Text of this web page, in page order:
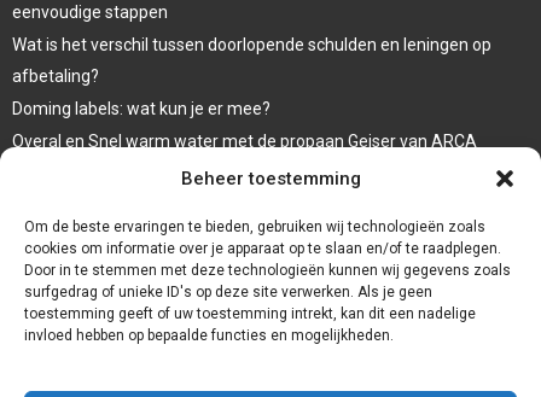
Beheer toestemming
Om de beste ervaringen te bieden, gebruiken wij technologieën zoals
cookies om informatie over je apparaat op te slaan en/of te raadplegen.
Door in te stemmen met deze technologieën kunnen wij gegevens zoals
surfgedrag of unieke ID's op deze site verwerken. Als je geen
toestemming geeft of uw toestemming intrekt, kan dit een nadelige
invloed hebben op bepaalde functies en mogelijkheden.
eenvoudige stappen
Wat is het verschil tussen doorlopende schulden en leningen op
afbetaling?
Doming labels: wat kun je er mee?
Overal en Snel warm water met de propaan Geiser van ARCA
waar koop ik een wc bril